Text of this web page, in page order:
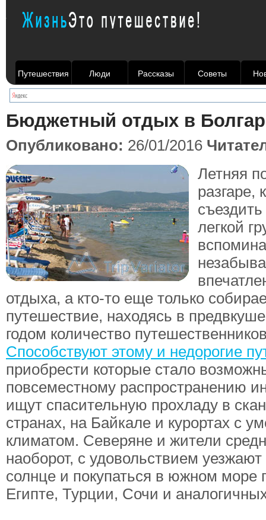
Путешествия Люди Рассказы Советы
Бюджетный отдых в
Опубликовано: 26/01/2016
Летняя
разгаре,
легкой
отдыха, а кто-то еще только
путешествие, находясь в
годом количество
Способствуют этому и недорогие
приобрести которые стало
повсеместному распространению
ищут спасительную прохладу в
странах, на Байкале и курортах с
климатом. Северяне и жители
наоборот, с удовольствием уезжают
солнце и покупаться в южном море
Египте, Турции, Сочи и